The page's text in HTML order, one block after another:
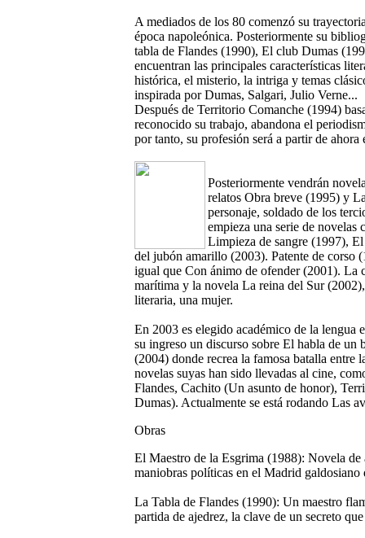
A mediados de los 80 comenzó su
época napoleónica. Posteriormente su
tabla de Flandes (1990), El club Dumas
encuentran las principales características
histórica, el misterio, la intriga y temas
inspirada por Dumas, Salgari, Julio Verne...
Después de Territorio Comanche (1994)
reconocido su trabajo, abandona el
por tanto, su profesión será a partir de ahora
Posteriormente vendrán
relatos Obra breve (1995) y
personaje, soldado de los
empieza una serie de novelas
Limpieza de sangre (1997),
del jubón amarillo (2003). Patente de corso
igual que Con ánimo de ofender (2001). La
marítima y la novela La reina del Sur
literaria, una mujer.
En 2003 es elegido académico de la lengua
su ingreso un discurso sobre El habla de
(2004) donde recrea la famosa batalla entre
novelas suyas han sido llevadas al cine,
Flandes, Cachito (Un asunto de honor),
Dumas). Actualmente se está rodando Las
Obras
El Maestro de la Esgrima (1988): Novela
maniobras políticas en el Madrid galdosiano
La Tabla de Flandes (1990): Un maestro
partida de ajedrez, la clave de un secreto